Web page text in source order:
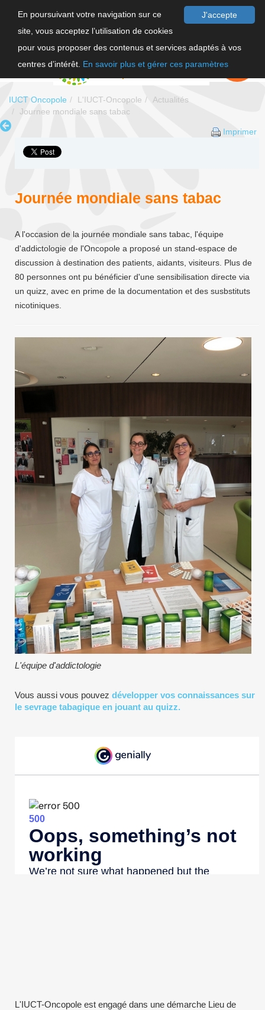
J'accepte
En poursuivant votre navigation sur ce
site, vous acceptez l’utilisation de cookies
pour vous proposer des contenus et services adaptés à vos
centres d’intérêt. En savoir plus et gérer ces paramètres
FAIRE UN
DON
IUCT Oncopole L'IUCT-Oncopole
Actualités
Journee mondiale sans tabac
Imprimer
Journée mondiale sans tabac
A l'occasion de la journée mondiale sans tabac, l'équipe
d'addictologie de l'Oncopole a proposé un stand-espace de
discussion à destination des patients, aidants, visiteurs. Plus de
80 personnes ont pu bénéficier d'une sensibilisation directe via
un quizz, avec en prime de la documentation et des susbstituts
nicotiniques.
L'équipe d'addictologie
Vous aussi vous pouvez développer vos connaissances sur
le sevrage tabagique en jouant au quizz.
L'IUCT-Oncopole est engagé dans une démarche Lieu de